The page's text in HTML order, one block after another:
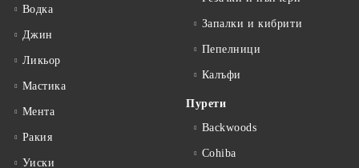
Водка
Джин
Ликьор
Мастика
Мента
Ракия
Уиски
Запалки и кибрити
Пепелници
Калъфи
Пурети
Backwoods
Cohiba